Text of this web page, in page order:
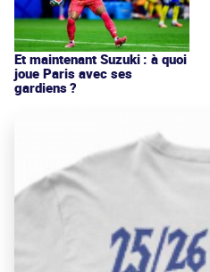
Et maintenant Suzuki : à quoi
joue Paris avec ses
gardiens ?